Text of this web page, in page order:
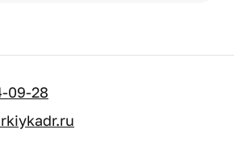
09-28